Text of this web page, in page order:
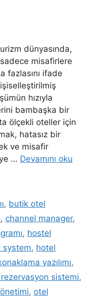
dünyasında,
misafirlere
fazlasını ifade
hızıyla
bambaşka bir
ölçekli oteller için
hatasız bir
ve misafir
… Devamını oku
, butik otel
, channel manager,
, hostel
system, hotel
yazılımı,
sistemi,
, otel